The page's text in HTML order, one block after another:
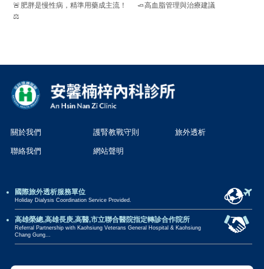
🚨肥胖是慢性病，精準用藥成主流！
⚖️
🧈高血脂管理與治療建議
關於我們 護腎教戰守則 旅外透析
聯絡我們 網站聲明
國際旅外透析服務單位
Holiday Dialysis Coordination Service Provided.
高雄榮總,高雄長庚,高醫,市立聯合醫院指定轉診合作院所
Referral Partnership with Kaohsiung Veterans General Hospital & Kaohsiung
Chang Gung...